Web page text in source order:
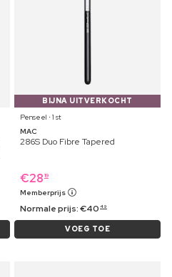
BIJNA UITVERKOCHT
Penseel ⋅ 1 st
MAC
286S Duo Fibre Tapered
€28 19
Memberprijs
Normale prijs:€40 49
VOEG TOE